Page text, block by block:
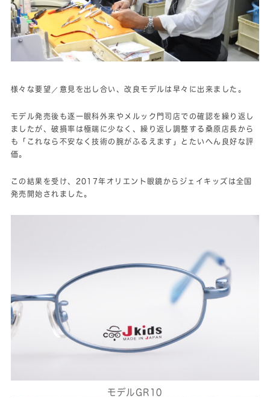
様々な要望／意見を出し合い、改良モデルは早々に出来ました。
モデル発売後も逐一眼科外来やメルック門司店での確認を繰り返し
ましたが、破損率は極端に少なく、繰り返し調整する桑原店長から
も「これなら不安なく技術の腕がふるえます」とたいへん良好な評
価。
この結果を受け、2017年オリエント眼鏡からジェイキッズは全国
発売開始されました。
モデルGR10